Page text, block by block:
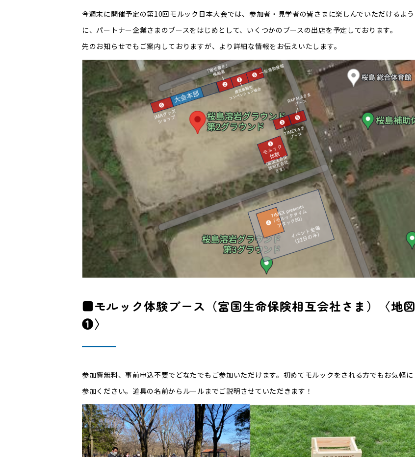
今週末に開催予定の第10回モルック日本大会では、参加者・見学者の皆さまに楽しんでいただけるよう
に、パートナー企業さまのブースをはじめとして、いくつかのブースの出店を予定しております。
先のお知らせでもご案内しておりますが、より詳細な情報をお伝えいたします。
■モルック体験ブース（富国生命保険相互会社さま）〈地図
❶〉
参加費無料、事前申込不要でどなたでもご参加いただけます。初めてモルックをされる方でもお気軽に
参加ください。道具の名前からルールまでご説明させていただきます！